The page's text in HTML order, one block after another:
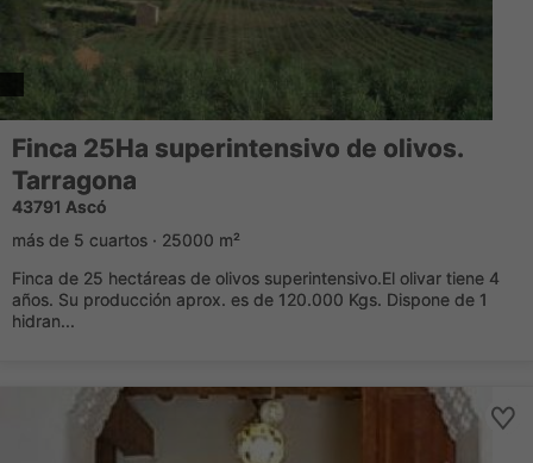
Finca 25Ha superintensivo de olivos.
Tarragona
43791 Ascó
más de 5 cuartos · 25000 m²
Finca de 25 hectáreas de olivos superintensivo.El olivar tiene 4
años. Su producción aprox. es de 120.000 Kgs. Dispone de 1
hidran...